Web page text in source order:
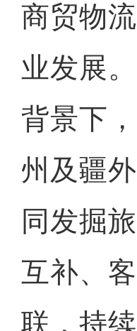
商贸物
业发展
背景下
州及疆
同发掘
互补、
联，持